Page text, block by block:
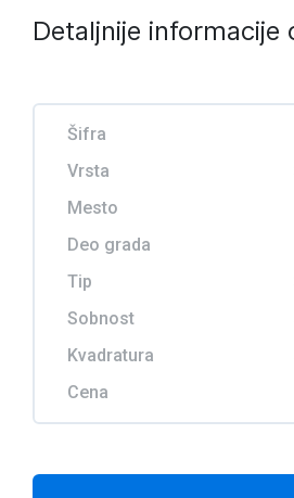
Detaljnije informacije
Šifra
Vrsta
Mesto
Deo grada
Tip
Sobnost
Kvadratura
Cena